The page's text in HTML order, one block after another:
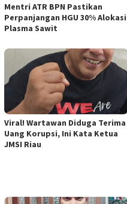
Mentri ATR BPN Pastikan
Perpanjangan HGU 30% Alokasi
Plasma Sawit
Viral! Wartawan Diduga Terima
Uang Korupsi, Ini Kata Ketua
JMSI Riau